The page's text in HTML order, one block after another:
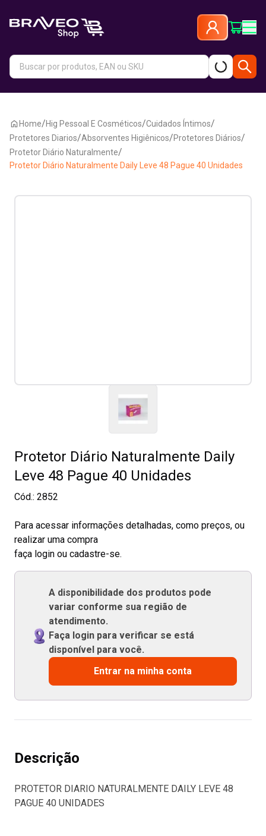
Home/Hig Pessoal E Cosméticos/Cuidados Íntimos/
Protetores Diarios/Absorventes Higiênicos/Protetores Diários/
Protetor Diário Naturalmente/
Protetor Diário Naturalmente Daily Leve 48 Pague 40 Unidades
Protetor Diário Naturalmente Daily
Leve 48 Pague 40 Unidades
Cód.: 2852
Para acessar informações detalhadas, como preços, ou
realizar uma compra
faça login ou cadastre-se.
A disponibilidade dos produtos pode
variar conforme sua região de
atendimento.
Faça login para verificar se está
disponível para você.
Entrar na minha conta
Descrição
PROTETOR DIARIO NATURALMENTE DAILY LEVE 48
PAGUE 40 UNIDADES